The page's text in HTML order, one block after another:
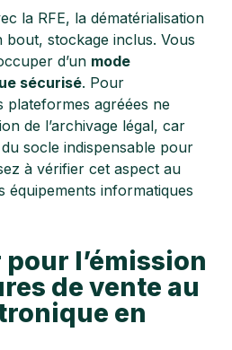
la RFE, la dématérialisation
bout, stockage inclus. Vous
d’un mode
sécurisé. Pour
plateformes agréées ne
de l’archivage légal, car
socle indispensable pour
à vérifier cet aspect au
équipements informatiques
l’émission
de vente au
en